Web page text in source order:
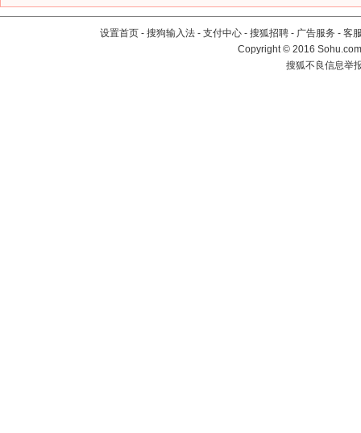
设置首页 - 搜狗输入法 - 支付中心 - 搜狐招聘 - 广告服务 - 客
Copyright©2016
搜狐不良信息举